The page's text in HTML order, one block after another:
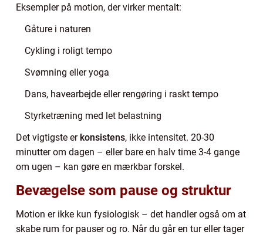
Eksempler på motion, der virker mentalt:
Gåture i naturen
Cykling i roligt tempo
Svømning eller yoga
Dans, havearbejde eller rengøring i raskt tempo
Styrketræning med let belastning
Det vigtigste er konsistens, ikke intensitet. 20-30
minutter om dagen – eller bare en halv time 3-4 gange
om ugen – kan gøre en mærkbar forskel.
Bevægelse som pause og struktur
Motion er ikke kun fysiologisk – det handler også om at
skabe rum for pauser og ro. Når du går en tur eller tager